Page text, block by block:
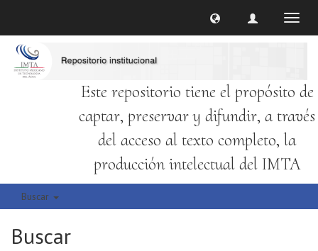
Este repositorio tiene el propósito de
captar, preservar y difundir, a través
del acceso al texto completo, la
producción intelectual del IMTA
Buscar
Buscar